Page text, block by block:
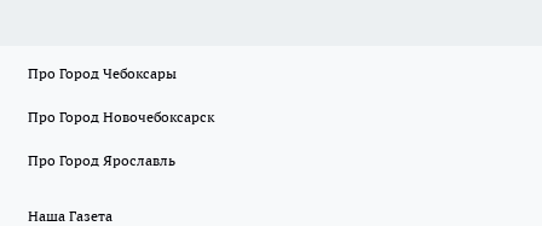
Про Город Чебоксары
Про Город Новочебоксарск
Про Город Ярославль
Наша Газета